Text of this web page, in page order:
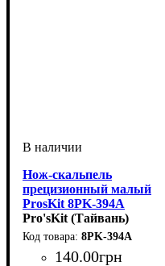
Нож-скальпель
прецизионный малый
ProsKit 8PK-394A
Pro'sKit (Тайвань)
8PK-394A
140.00грн